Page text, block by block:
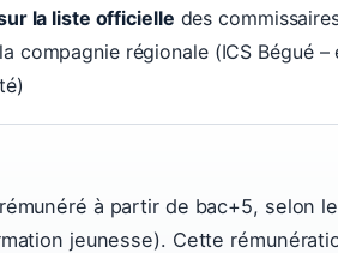
la liste officielle des
compagnie régionale (ICS Bégué –
à partir de bac+5, selon
jeunesse). Cette